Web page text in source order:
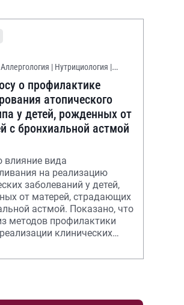
Аллергология | Нутрициология |
о профилактике
атопического
у детей, рожденных от
с бронхиальной астмой
влияние вида
на реализацию
заболеваний у детей,
от матерей, страдающих
астмой. Показано, что
методов профилактики
клинических